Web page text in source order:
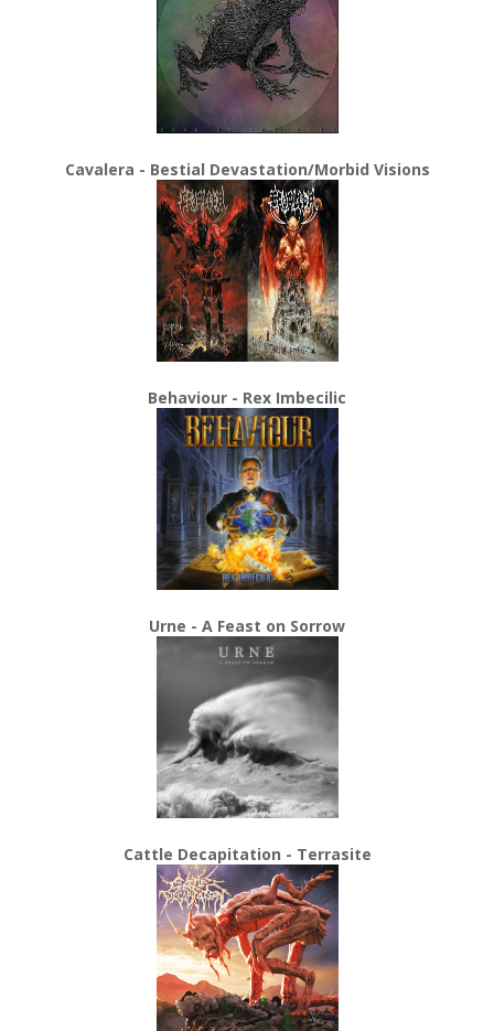
Cavalera - Bestial Devastation/Morbid Visions
Behaviour - Rex Imbecilic
Urne - A Feast on Sorrow
Cattle Decapitation - Terrasite